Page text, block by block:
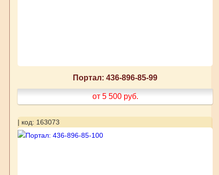
Портал: 436-896-85-99
от 5 500 руб.
| код: 163073